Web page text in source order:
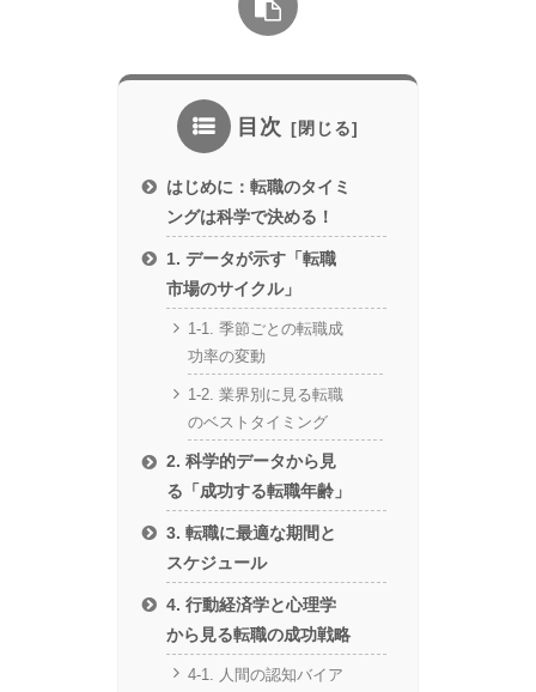
目次
はじめに：転職のタイミ
ングは科学で決める！
1. データが示す「転職
市場のサイクル」
1-1. 季節ごとの転職成
功率の変動
1-2. 業界別に見る転職
のベストタイミング
2. 科学的データから見
る「成功する転職年齢」
3. 転職に最適な期間と
スケジュール
4. 行動経済学と心理学
から見る転職の成功戦略
4-1. 人間の認知バイア